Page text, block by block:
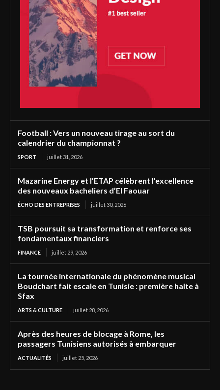
Football : Vers un nouveau tirage au sort du
calendrier du championnat ?
SPORT juillet 31, 2026
Mazarine Energy et l’ETAP célèbrent l’excellence
des nouveaux bacheliers d’El Faouar
ÉCHO DES ENTREPRISES juillet 30, 2026
TSB poursuit sa transformation et renforce ses
fondamentaux financiers
FINANCE juillet 29, 2026
La tournée internationale du phénomène musical
Boudchart fait escale en Tunisie : première halte à
Sfax
ARTS & CULTURE juillet 28, 2026
Après des heures de blocage à Rome, les
passagers Tunisiens autorisés à embarquer
ACTUALITÉS juillet 25, 2026